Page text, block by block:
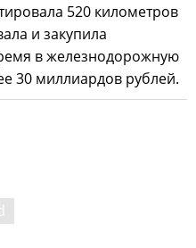
520 километров
и закупила
в железнодорожную
30 миллиардов рублей.